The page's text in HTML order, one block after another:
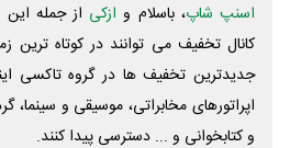
اسنپ شاپ، باسلام و ازکی از جمله
کانال تخفیف می توانند در کوتاه ترین
جدیدترین تخفیف ها در گروه تاکسی
اپراتورهای مخابراتی، موسیقی و
و کتابخوانی و ... دسترسی پیدا کنند.